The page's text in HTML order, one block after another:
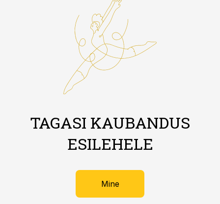
TAGASI KAUBANDUS
ESILEHELE
Mine